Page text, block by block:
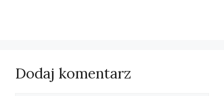
Dodaj komentarz